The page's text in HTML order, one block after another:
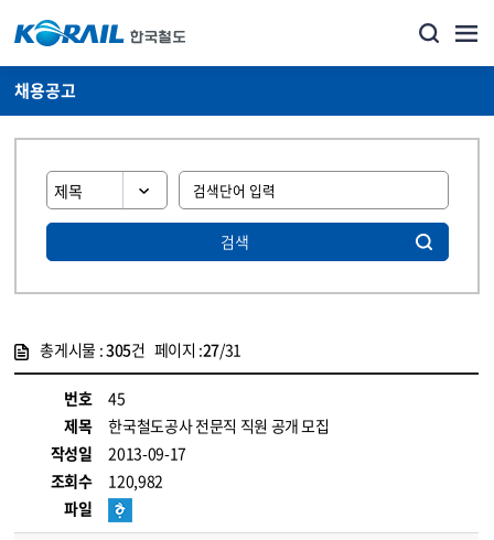
채용공고
검색
총게시물 :305건 페이지 :27/31
번호
45
제목
한국철도공사 전문직 직원 공개 모집
작성일
2013-09-17
조회수
120,982
파일